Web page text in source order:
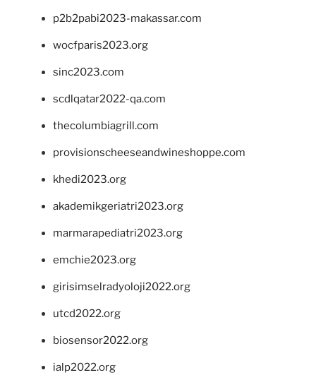
p2b2pabi2023-makassar.com
wocfparis2023.org
sinc2023.com
scdlqatar2022-qa.com
thecolumbiagrill.com
provisionscheeseandwineshoppe.com
khedi2023.org
akademikgeriatri2023.org
marmarapediatri2023.org
emchie2023.org
girisimselradyoloji2022.org
utcd2022.org
biosensor2022.org
ialp2022.org